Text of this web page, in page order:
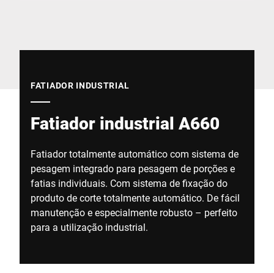
FATIADOR INDUSTRIAL
Fatiador industrial A660
Fatiador totalmente automático com sistema de
pesagem integrado para pesagem de porções e
fatias individuais. Com sistema de fixação do
produto de corte totalmente automático. De fácil
manutenção e especialmente robusto – perfeito
para a utilização industrial.